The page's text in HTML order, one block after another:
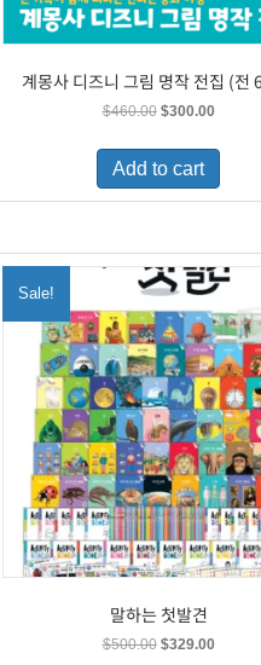
계몽사 디즈니 그림 명작 전집 (전
$460.00 Original
was:
$460.00.
$300.00Current
is:
Add to cart
Sale!
말하는 첫발견
$500.00 Original
$329.00Current